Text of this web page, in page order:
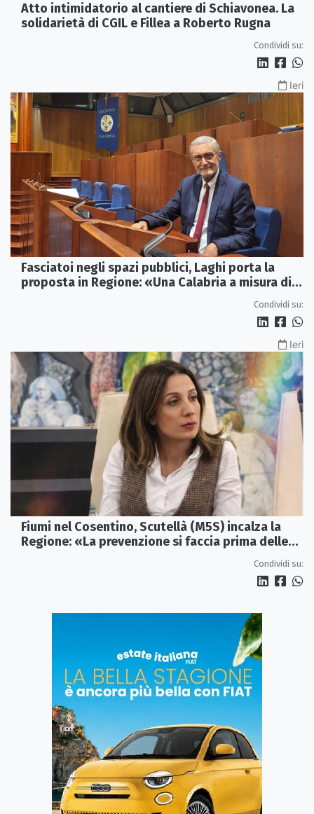
Atto intimidatorio al cantiere di Schiavonea. La
solidarietà di CGIL e Fillea a Roberto Rugna
Condividi su:
Ieri
Fasciatoi negli spazi pubblici, Laghi porta la
proposta in Regione: «Una Calabria a misura di
Condividi su:
Ieri
Fiumi nel Cosentino, Scutellà (M5S) incalza la
Regione: «La prevenzione si faccia prima delle
Condividi su: